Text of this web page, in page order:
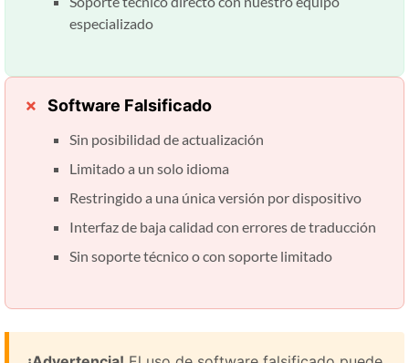
especializado
Software Falsificado
Sin posibilidad de actualización
Limitado a un solo idioma
Restringido a una única versión por dispositivo
Interfaz de baja calidad con errores de traducción
Sin soporte técnico o con soporte limitado